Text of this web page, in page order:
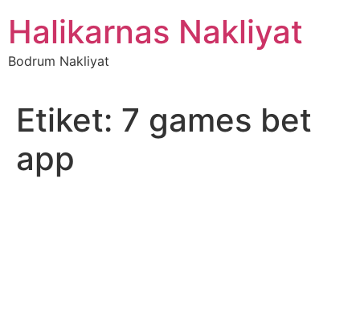
atlaHalikarnas Nakliyat
Bodrum Nakliyat
Etiket: 7 games bet
app